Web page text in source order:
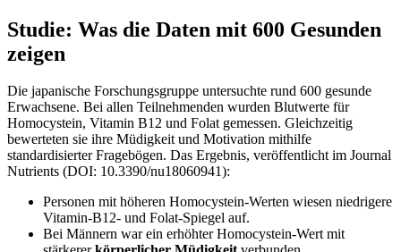
Studie: Was die Daten mit 600 Gesunden
zeigen
Die japanische Forschungsgruppe untersuchte rund 600 gesunde
Erwachsene. Bei allen Teilnehmenden wurden Blutwerte für
Homocystein, Vitamin B12 und Folat gemessen. Gleichzeitig
bewerteten sie ihre Müdigkeit und Motivation mithilfe
standardisierter Fragebögen. Das Ergebnis, veröffentlicht im Journal
Nutrients (DOI: 10.3390/nu18060941):
Personen mit höheren Homocystein-Werten wiesen niedrigere
Vitamin-B12- und Folat-Spiegel auf.
Bei Männern war ein erhöhter Homocystein-Wert mit